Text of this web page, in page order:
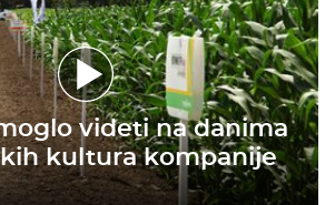
videti na danima
kultura kompanije